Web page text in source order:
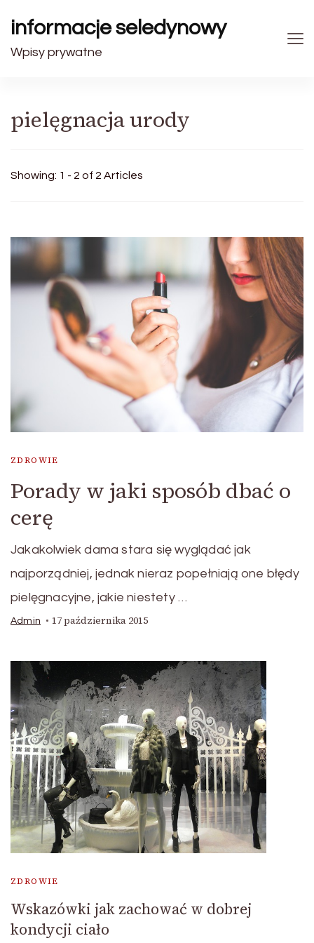
informacje seledynowy
Wpisy prywatne
pielęgnacja urody
Showing: 1 - 2 of 2 Articles
ZDROWIE
Porady w jaki sposób dbać o
cerę
Jakakolwiek dama stara się wyglądać jak
najporządniej, jednak nieraz popełniają one błędy
pielęgnacyjne, jakie niestety …
Admin 17 października 2015
ZDROWIE
Wskazówki jak zachować w dobrej
kondycji ciało